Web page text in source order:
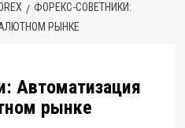
ФОРЕКС-СОВЕТНИКИ:
РЫНКЕ
Автоматизация
рынке